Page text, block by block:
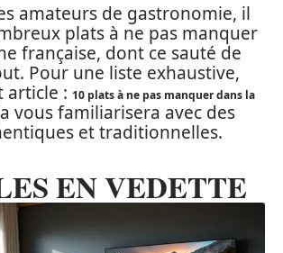
amateurs de gastronomie, il
plats à ne pas manquer
française, dont ce sauté de
Pour une liste exhaustive,
article : 10 plats à ne pas manquer dans la
vous familiarisera avec des
et traditionnelles.
EN VEDETTE